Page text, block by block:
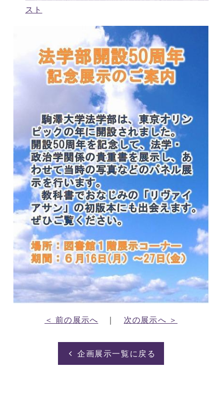
スト
＜ 前の展示へ 次の展示へ ＞
企画展示一覧に戻る